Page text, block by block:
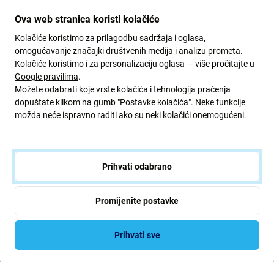
Spigen
Spigen - Maska Thin Fit za
Samsung Galaxy S24 Ultra,
Spigen
Spigen - Maska Ultra Hybrid za
Samsung Galaxy S24 Ultra,
Ova web stranica koristi kolačiće
Kolačiće koristimo za prilagodbu sadržaja i oglasa,
omogućavanje značajki društvenih medija i analizu prometa.
Kolačiće koristimo i za personalizaciju oglasa — više pročitajte u
Google pravilima.
Možete odabrati koje vrste kolačića i tehnologija praćenja
dopuštate klikom na gumb "Postavke kolačića". Neke funkcije
možda neće ispravno raditi ako su neki kolačići onemogućeni.
Prihvati odabrano
Promijenite postavke
Prihvati sve